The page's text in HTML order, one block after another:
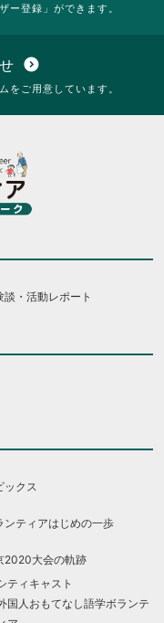
ー登録」ができます。
expand_circle_down
をご用意しています。
談・活動レポート
ックス
ンティアはじめの一歩
2020大会の軌跡
ティキャスト
国人おもてなし語学ボランテ